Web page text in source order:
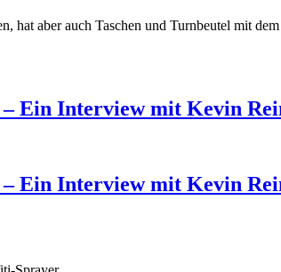
aber auch Taschen und Turnbeutel mit
– Ein Interview mit Kevin
– Ein Interview mit Kevin